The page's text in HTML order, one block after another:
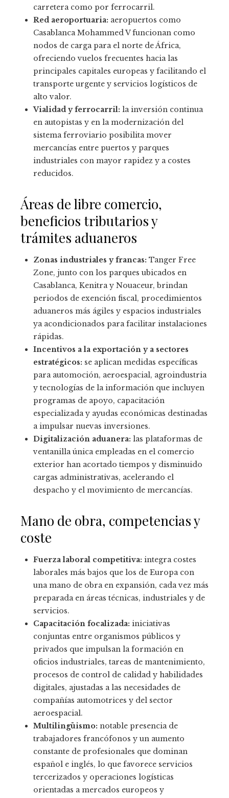
carretera como por ferrocarril.
Red aeroportuaria: aeropuertos como
Casablanca Mohammed V funcionan como
nodos de carga para el norte de África,
ofreciendo vuelos frecuentes hacia las
principales capitales europeas y facilitando el
transporte urgente y servicios logísticos de
alto valor.
Vialidad y ferrocarril: la inversión continua
en autopistas y en la modernización del
sistema ferroviario posibilita mover
mercancías entre puertos y parques
industriales con mayor rapidez y a costes
reducidos.
Áreas de libre comercio,
beneficios tributarios y
trámites aduaneros
Zonas industriales y francas: Tanger Free
Zone, junto con los parques ubicados en
Casablanca, Kenitra y Nouaceur, brindan
periodos de exención fiscal, procedimientos
aduaneros más ágiles y espacios industriales
ya acondicionados para facilitar instalaciones
rápidas.
Incentivos a la exportación y a sectores
estratégicos: se aplican medidas específicas
para automoción, aeroespacial, agroindustria
y tecnologías de la información que incluyen
programas de apoyo, capacitación
especializada y ayudas económicas destinadas
a impulsar nuevas inversiones.
Digitalización aduanera: las plataformas de
ventanilla única empleadas en el comercio
exterior han acortado tiempos y disminuido
cargas administrativas, acelerando el
despacho y el movimiento de mercancías.
Mano de obra, competencias y
coste
Fuerza laboral competitiva: integra costes
laborales más bajos que los de Europa con
una mano de obra en expansión, cada vez más
preparada en áreas técnicas, industriales y de
servicios.
Capacitación focalizada: iniciativas
conjuntas entre organismos públicos y
privados que impulsan la formación en
oficios industriales, tareas de mantenimiento,
procesos de control de calidad y habilidades
digitales, ajustadas a las necesidades de
compañías automotrices y del sector
aeroespacial.
Multilingüismo: notable presencia de
trabajadores francófonos y un aumento
constante de profesionales que dominan
español e inglés, lo que favorece servicios
tercerizados y operaciones logísticas
orientadas a mercados europeos y